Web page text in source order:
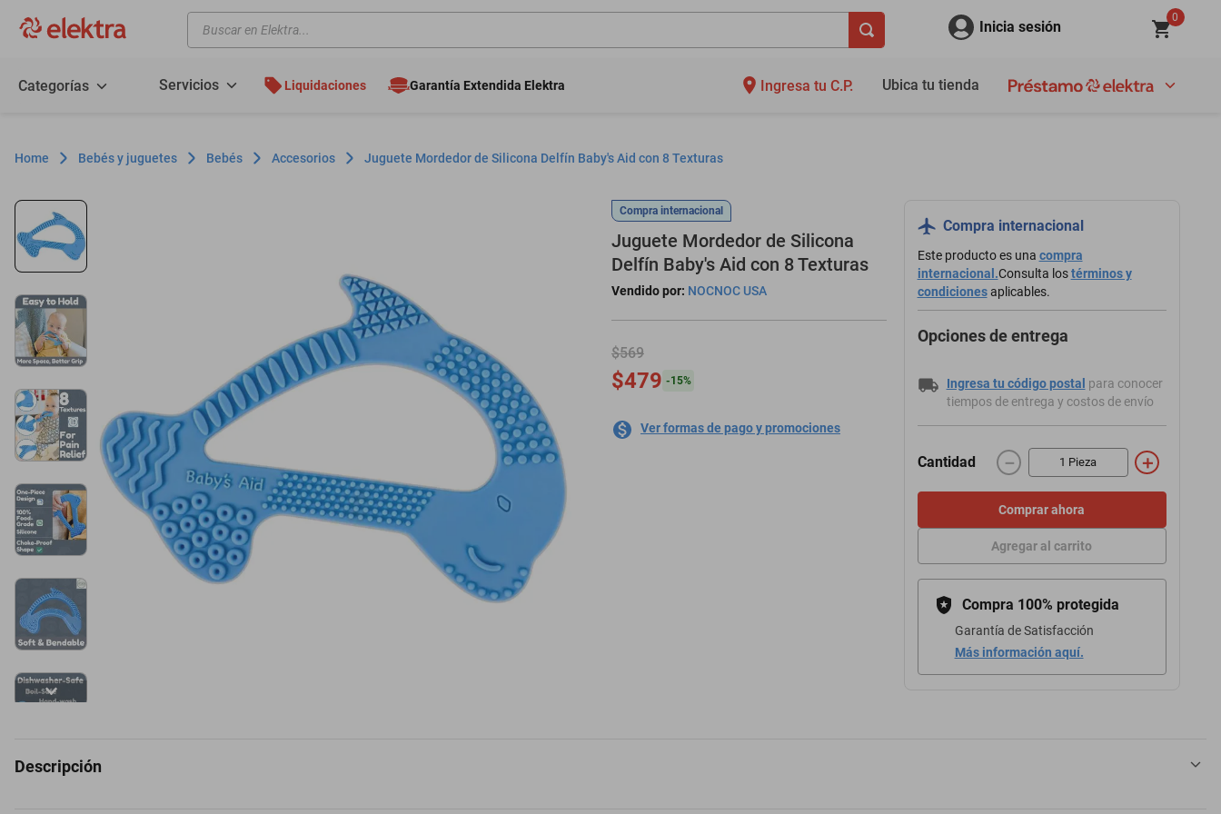
Buscar en Elektra... Inicia sesión
0
Categorías Servicios Liquidaciones Garantía Extendida Elektra Ingresa tu C.P. Ubica tu tienda
Bebés y juguetes Bebés Accesorios Juguete Mordedor de Silicona Delfín Baby's Aid con 8 Texturas
Compra internacional
Juguete Mordedor de Silicona
Delfín Baby's Aid con 8 Texturas
Vendido por: NOCNOC USA
$569
$479 -15%
Ver formas de pago y promociones
Compra internacional
Este producto es una compra
internacional.Consulta los términos y
condiciones aplicables.
Opciones de entrega
Ingresa tu código postal para conocer
tiempos de entrega y costos de envío
Cantidad ＋
－
Comprar ahora
Agregar al carrito
Compra 100% protegida
Garantía de Satisfacción
Más información aquí.
Descripción
motos
motoneta